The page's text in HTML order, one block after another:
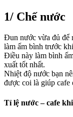
1/ Chế nước
Đun nước vừa đủ để
làm ấm bình trước
Điều này làm bình
xuất tốt nhất.
Nhiệt độ nước bạn
được coi là giúp cafe
Tỉ lệ nước – cafe